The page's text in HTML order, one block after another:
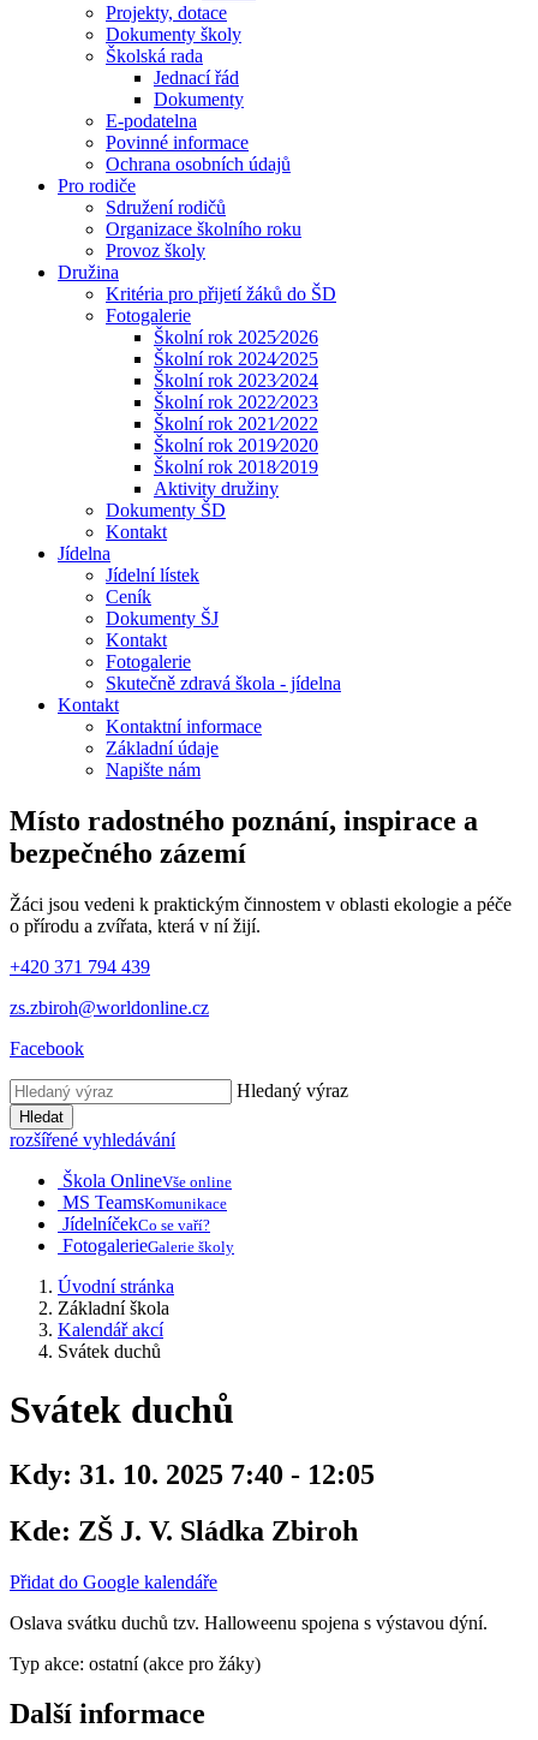
Projekty, dotace
Dokumenty školy
Školská rada
Jednací řád
Dokumenty
E-podatelna
Povinné informace
Ochrana osobních údajů
Pro rodiče
Sdružení rodičů
Organizace školního roku
Provoz školy
Družina
Kritéria pro přijetí žáků do ŠD
Fotogalerie
Školní rok 2025⁄2026
Školní rok 2024⁄2025
Školní rok 2023⁄2024
Školní rok 2022⁄2023
Školní rok 2021⁄2022
Školní rok 2019⁄2020
Školní rok 2018⁄2019
Aktivity družiny
Dokumenty ŠD
Kontakt
Jídelna
Jídelní lístek
Ceník
Dokumenty ŠJ
Kontakt
Fotogalerie
Skutečně zdravá škola - jídelna
Kontakt
Kontaktní informace
Základní údaje
Napište nám
Místo radostného poznání, inspirace a
bezpečného zázemí
Žáci jsou vedeni k praktickým činnostem v oblasti ekologie a péče
o přírodu a zvířata, která v ní žijí.
+420 371 794 439
zs.zbiroh@worldonline.cz
Facebook
Hledaný výraz
Hledat
rozšířené vyhledávání
Škola OnlineVše online
MS TeamsKomunikace
JídelníčekCo se vaří?
FotogalerieGalerie školy
Úvodní stránka
Základní škola
Kalendář akcí
Svátek duchů
Svátek duchů
Kdy: 31. 10. 2025 7:40 - 12:05
Kde: ZŠ J. V. Sládka Zbiroh
Přidat do Google kalendáře
Oslava svátku duchů tzv. Halloweenu spojena s výstavou dýní.
Typ akce: ostatní (akce pro žáky)
Další informace